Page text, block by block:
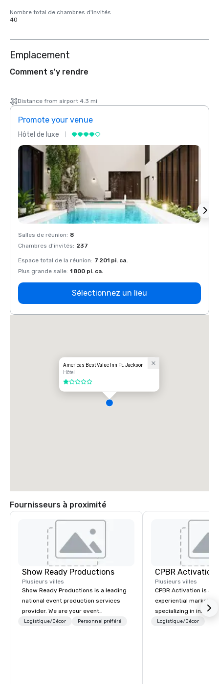
Nombre total de chambres d'invités
40
Emplacement
Comment s'y rendre
Distance from airport 4.3 mi
Promote your venue
Hôtel de luxe
Salles de réunion: 8
Chambres d'invités: 237
Espace total de la réunion: 7 201 pi. ca.
Plus grande salle: 1 800 pi. ca.
Sélectionnez un lieu
Americas Best Value Inn Ft. Jackson
Hôtel
1 sur 5
Fournisseurs à proximité
Show Ready Productions
Plusieurs villes
Show Ready Productions is a leading
national event production services
provider. We are your event
production partner from start to
Logistique/Décor Personnel préféré
CPBR Activation
Plusieurs villes
CPBR Activation is a
experiential
specializing in
entertainment and
Logistique/Décor